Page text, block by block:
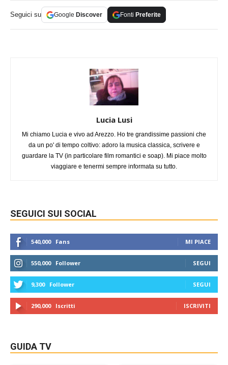
Seguici su Google Discover Fonti Preferite
Lucia Lusi
Mi chiamo Lucia e vivo ad Arezzo. Ho tre grandissime passioni che
da un po' di tempo coltivo: adoro la musica classica, scrivere e
guardare la TV (in particolare film romantici e soap). Mi piace molto
viaggiare e tenermi sempre informata su tutto.
SEGUICI SUI SOCIAL
540,000 Fans MI PIACE
550,000 Follower SEGUI
9,300 Follower SEGUI
290,000 Iscritti ISCRIVITI
GUIDA TV